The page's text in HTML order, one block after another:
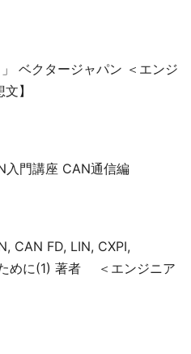
ベクタージャパン ＜エンジ
】
門講座 CAN通信編
CAN FD, LIN, CXPI,
めに(1) 著者 ＜エンジニア